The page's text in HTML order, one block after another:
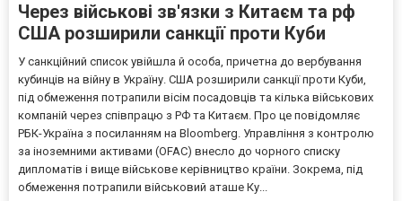
Через військові зв'язки з Китаєм та рф
США розширили санкції проти Куби
У санкційний список увійшла й особа, причетна до вербування
кубинців на війну в Україну. США розширили санкції проти Куби,
під обмеження потрапили вісім посадовців та кілька військових
компаній через співпрацю з РФ та Китаєм. Про це повідомляє
РБК-Україна з посиланням на Bloomberg. Управління з контролю
за іноземними активами (OFAC) внесло до чорного списку
дипломатів і вище військове керівництво країни. Зокрема, під
обмеження потрапили військовий аташе Ку...